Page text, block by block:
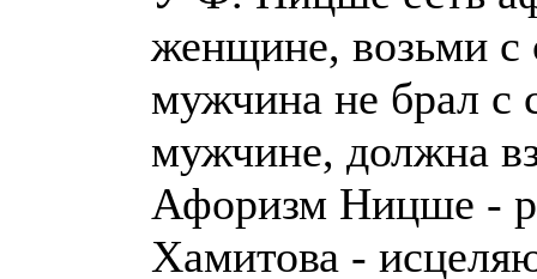
женщине, возьми с
мужчина не брал с
мужчине, должна
Афоризм Ницше -
Хамитова -